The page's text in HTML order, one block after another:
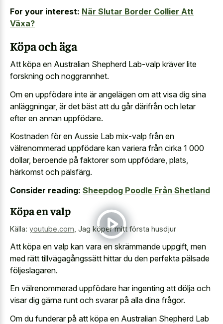
For your interest: När Slutar Border Collier Att
Växa?
Köpa och äga
Att köpa en Australian Shepherd Lab-valp kräver lite
forskning och noggrannhet.
Om en uppfödare inte är angelägen om att visa dig sina
anläggningar, är det bäst att du går därifrån och letar
efter en annan uppfödare.
Kostnaden för en Aussie Lab mix-valp från en
välrenommerad uppfödare kan variera från cirka 1 000
dollar, beroende på faktorer som uppfödare, plats,
härkomst och pälsfärg.
Consider reading: Sheepdog Poodle Från Shetland
Köpa en valp
Källa: youtube.com, Jag köper mitt första husdjur
Att köpa en valp kan vara en skrämmande uppgift, men
med rätt tillvägagångssätt hittar du den perfekta pälsade
följeslagaren.
En välrenommerad uppfödare har ingenting att dölja och
visar dig gärna runt och svarar på alla dina frågor.
Om du funderar på att köpa en Australian Shepherd Lab